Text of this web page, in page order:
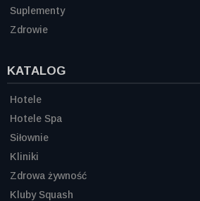
Suplementy
Zdrowie
KATALOG
Hotele
Hotele Spa
Siłownie
Kliniki
Zdrowa żywność
Kluby Squash